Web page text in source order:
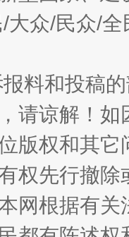
大众/民众/
料和投稿
请谅解！
版权和其它
权先行撤
网根据有